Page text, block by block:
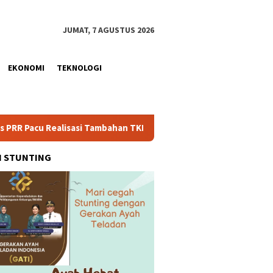
JUMAT, 7 AGUSTUS 2026
EKONOMI TEKNOLOGI
Tambahan TKD Aceh Rp1,65 Triliun, Pastikan Transparan
STUNTING